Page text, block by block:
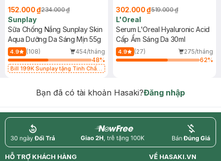
152.000 ₫234.000 ₫
Sunplay
Sữa Chống Nắng Sunplay Skin
Aqua Dưỡng Da Sáng Mịn 55g
4.9 (108)
454/tháng
48%
Bill 199K Sunplay tặng Tinh Chất
302.000 ₫519.000 ₫
L'Oreal
Serum L'Oreal Hyaluronic Acid
Cấp Ẩm Sáng Da 30ml
4.9 (27)
275/tháng
62%
Bạn đã có tài khoản Hasaki?Đăng nhập
return nowfree price
HỖ TRỢ KHÁCH HÀNG
VỀ HASAKI.VN